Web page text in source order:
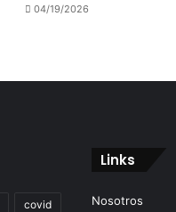
04/19/2026
covid
Links
Nosotros